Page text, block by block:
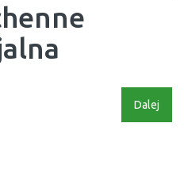
Dalej